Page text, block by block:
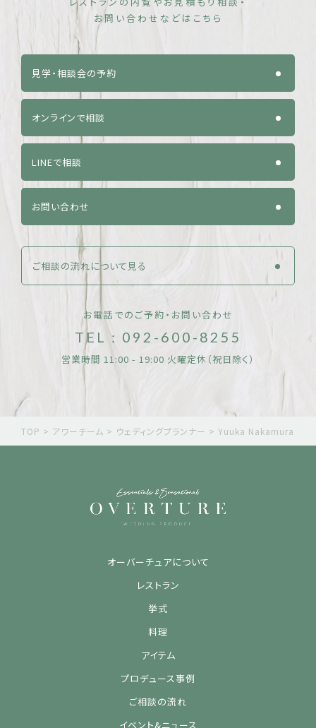
お問い合わせなどはこちら
見学・相談会の予約
オンラインで相談
LINEで相談
お問い合わせ
ご相談の流れについて見る
お電話でのご予約・お問い合わせ
TEL : 092-600-8255
営業時間 11:00 - 19:00 火曜定休（祝日除く）
TOP > アワーチーム > ウェディングプランナー > Yuuka Nakamura
オーバーチュアについて
レストラン
挙式
料理
アイテム
プロデュース事例
ご相談の流れ
イベント&ニュース